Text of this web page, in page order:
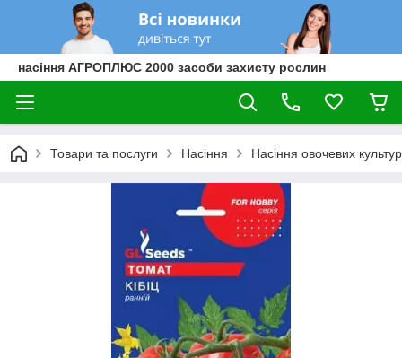
насіння АГРОПЛЮС 2000 засоби захисту рослин
Товари та послуги Насіння Насіння овочевих культур